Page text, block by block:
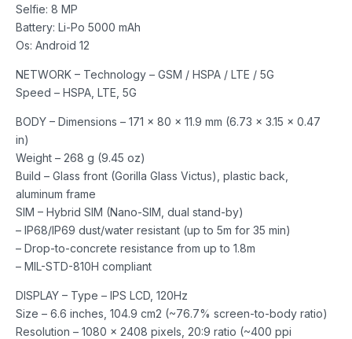
Selfie: 8 MP
Battery: Li-Po 5000 mAh
Os: Android 12
NETWORK – Technology – GSM / HSPA / LTE / 5G
Speed – HSPA, LTE, 5G
BODY – Dimensions – 171 x 80 x 11.9 mm (6.73 x 3.15 x 0.47
in)
Weight – 268 g (9.45 oz)
Build – Glass front (Gorilla Glass Victus), plastic back,
aluminum frame
SIM – Hybrid SIM (Nano-SIM, dual stand-by)
– IP68/IP69 dust/water resistant (up to 5m for 35 min)
– Drop-to-concrete resistance from up to 1.8m
– MIL-STD-810H compliant
DISPLAY – Type – IPS LCD, 120Hz
Size – 6.6 inches, 104.9 cm2 (~76.7% screen-to-body ratio)
Resolution – 1080 x 2408 pixels, 20:9 ratio (~400 ppi